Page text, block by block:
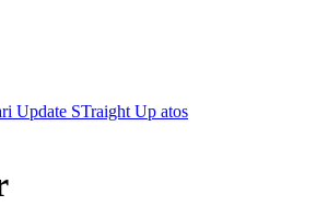
Update STraight Up atos